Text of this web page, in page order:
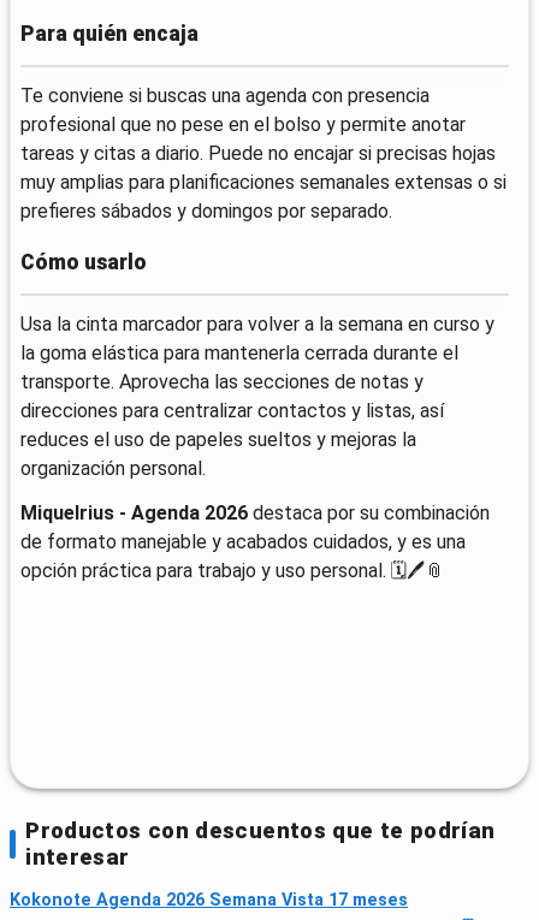
Para quién encaja
Te conviene si buscas una agenda con presencia
profesional que no pese en el bolso y permite anotar
tareas y citas a diario. Puede no encajar si precisas hojas
muy amplias para planificaciones semanales extensas o si
prefieres sábados y domingos por separado.
Cómo usarlo
Usa la cinta marcador para volver a la semana en curso y
la goma elástica para mantenerla cerrada durante el
transporte. Aprovecha las secciones de notas y
direcciones para centralizar contactos y listas, así
reduces el uso de papeles sueltos y mejoras la
organización personal.
Miquelrius - Agenda 2026 destaca por su combinación
de formato manejable y acabados cuidados, y es una
opción práctica para trabajo y uso personal. 🗓️🖊️📎
Productos con descuentos que te podrían
interesar
Kokonote Agenda 2026 Semana Vista 17 meses